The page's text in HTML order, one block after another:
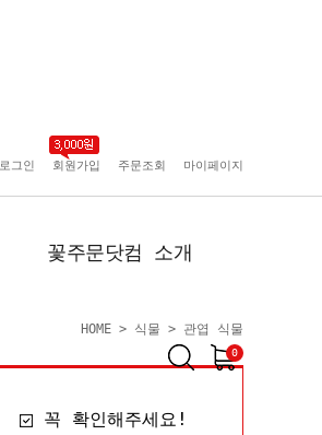
로그인 회원가입 주문조회 마이페이지
꽃주문닷컴 소개
0
회사 연혁
HOME > 식물 > 관엽 식물
꼭 확인해주세요!